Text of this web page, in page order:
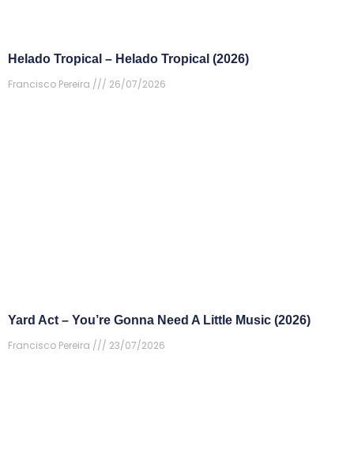
Helado Tropical – Helado Tropical (2026)
Francisco Pereira
26/07/2026
Yard Act – You’re Gonna Need A Little Music (2026)
Francisco Pereira
23/07/2026